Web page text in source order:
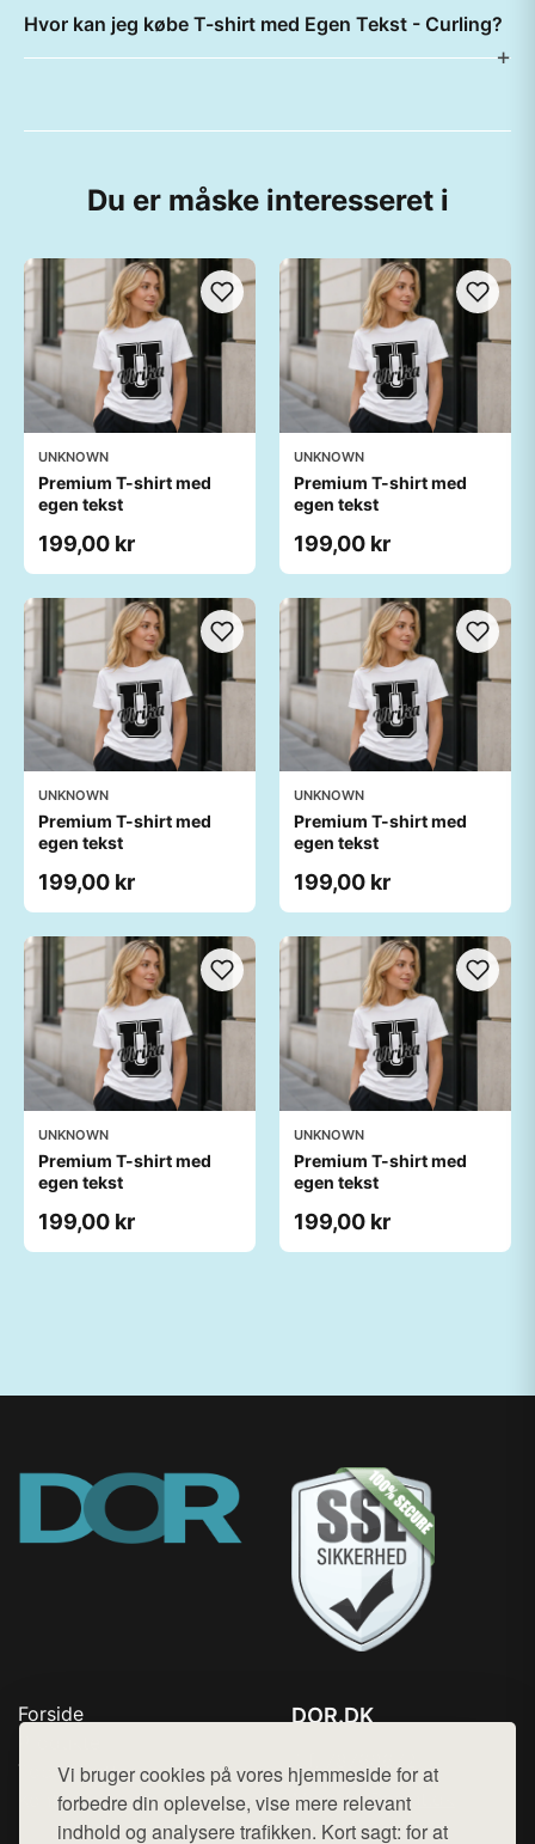
Vi bruger cookies på vores hjemmeside for at
forbedre din oplevelse, vise mere relevant
indhold og analysere trafikken. Kort sagt: for at
Hvor kan jeg købe T-shirt med Egen Tekst - Curling?
Du er måske interesseret i
UNKNOWN
Premium T-shirt med
egen tekst
199,00 kr
UNKNOWN
Premium T-shirt med
egen tekst
199,00 kr
UNKNOWN
Premium T-shirt med
egen tekst
199,00 kr
UNKNOWN
Premium T-shirt med
egen tekst
199,00 kr
UNKNOWN
Premium T-shirt med
egen tekst
199,00 kr
UNKNOWN
Premium T-shirt med
egen tekst
199,00 kr
Forside
Top Rabatter
Kontakt
DOR.DK
Mail: hej@want.dk